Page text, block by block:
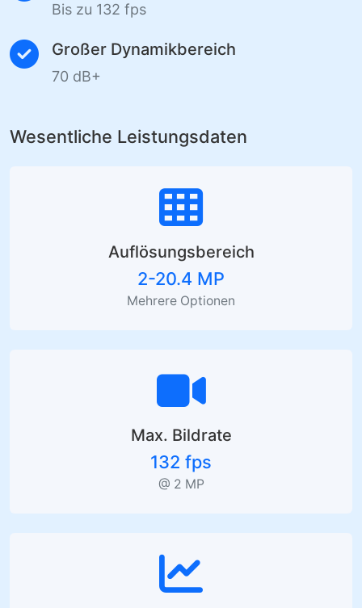
Bis zu 132 fps
Großer Dynamikbereich
70 dB+
Wesentliche Leistungsdaten
Auflösungsbereich
2-20.4 MP
Mehrere Optionen
Max. Bildrate
132 fps
@ 2 MP